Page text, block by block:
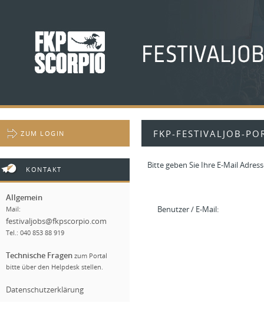
ZUM LOGIN
KONTAKT
Allgemein
Mail:
festivaljobs@fkpscorpio.com
Tel.: 040 853 88 919
Technische Fragen zum Portal
bitte über den Helpdesk stellen.
Datenschutzerklärung
FKP-FESTIVALJOB-
Bitte geben Sie Ihre E-Mail
Benutzer / E-Mail: